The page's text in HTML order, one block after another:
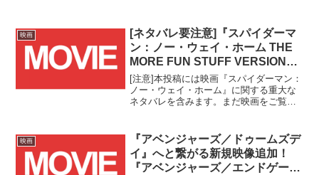
映画
[ネタバレ要注意]『スパイダーマ
ン：ノー・ウェイ・ホーム THE
MORE FUN STUFF VERSION』
の国内上映劇場は2箇所のみ！？
[注意]本投稿には映画『スパイダーマン：
ノー・ウェイ・ホーム』に関する重大な
ネタバレを含みます。まだ映画をご覧に
映画
『アベンジャーズ／ドゥームズデ
イ』へと繋がる新規映像追加！
『アベンジャーズ／エンドゲーム